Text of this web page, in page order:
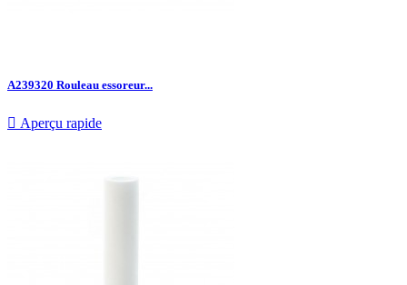
A239320 Rouleau essoreur...
 Aperçu rapide